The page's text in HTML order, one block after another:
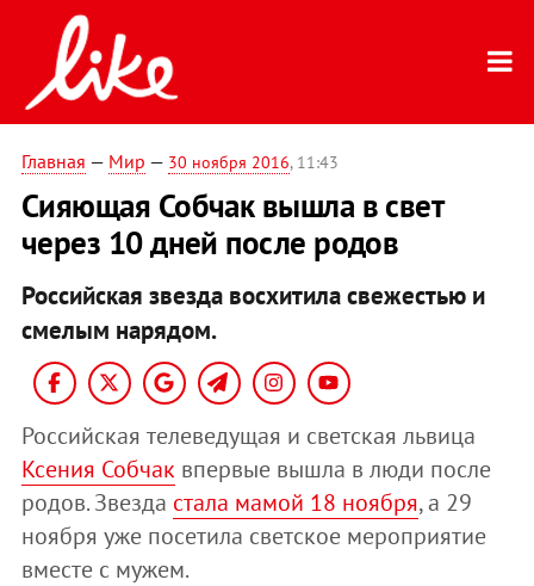
Главная — Мир — 30 ноября 2016, 11:43
Сияющая Собчак вышла в свет
через 10 дней после родов
Российская звезда восхитила свежестью и
смелым нарядом.
Российская телеведущая и светская львица
Ксения Собчак впервые вышла в люди после
родов. Звезда стала мамой 18 ноября, а 29
ноября уже посетила светское мероприятие
вместе с мужем.